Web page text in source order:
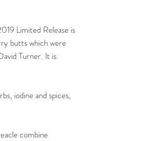
Limited Release is
butts which were
Turner. It is
iodine and spices,
combine